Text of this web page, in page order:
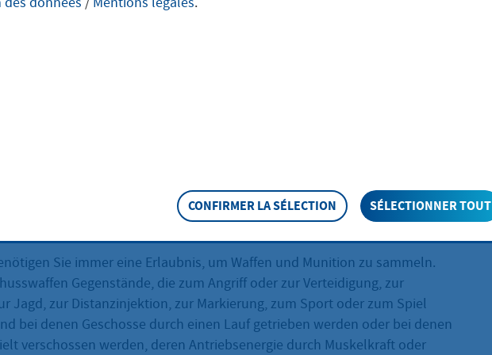
Sie immer eine Erlaubnis, um Waffen und Munition zu sammeln.
Gegenstände, die zum Angriff oder zur Verteidigung, zur
Jagd, zur Distanzinjektion, zur Markierung, zum Sport oder zum Spiel
bei denen Geschosse durch einen Lauf getrieben werden oder bei denen
verschossen werden, deren Antriebsenergie durch Muskelkraft oder
CONFIRMER LA SÉLECTION SÉLECTIONNER TOUT